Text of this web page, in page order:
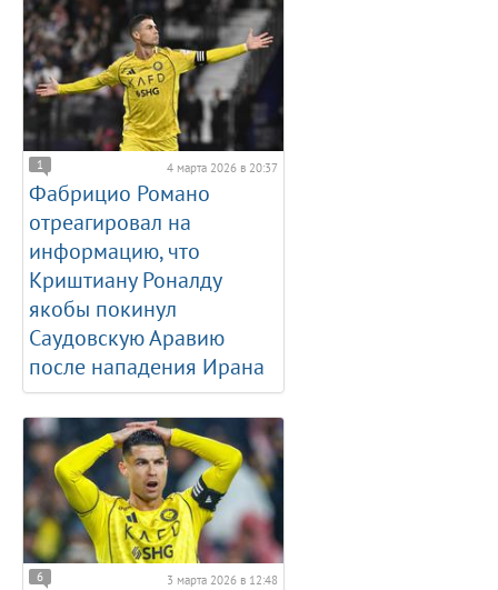
1 4 марта 2026 в 20:37
Фабрицио Романо
отреагировал на
информацию, что
Криштиану Роналду
якобы покинул
Саудовскую Аравию
после нападения Ирана
6 3 марта 2026 в 12:48